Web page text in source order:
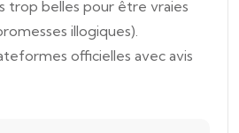
trop belles pour être vraies
illogiques).
officielles avec avis